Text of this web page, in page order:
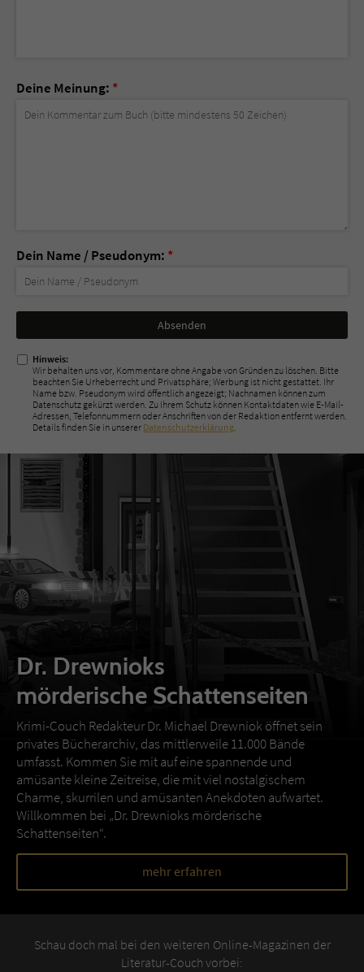
Deine Meinung: *
Dein Name / Pseudonym: *
Nicht
ausfüllen!
Hinweis:
Wir behalten uns vor, Kommentare ohne Angabe von Gründen zu löschen. Bitte
beachten Sie Urheberrecht und Privatsphäre; Werbung ist nicht gestattet. Ihr
Name bzw. Pseudonym wird öffentlich angezeigt; Nachnamen können zum
Datenschutz gekürzt werden. Zu Ihrem Schutz können Kontaktdaten wie E-Mail-
Adressen, Telefonnummern oder Anschriften von der Redaktion entfernt werden.
Details finden Sie in unserer Datenschutzerklärung.
Dr. Drewnioks
mörderische Schattenseiten
Krimi-Couch Redakteur Dr. Michael Drewniok öffnet sein
privates Bücherarchiv, das mittlerweile 11.000 Bände
umfasst. Kommen Sie mit auf eine spannende und
amüsante kleine Zeitreise, die mit viel nostalgischem
Charme, skurrilen und amüsanten Anekdoten aufwartet.
Willkommen bei „Dr. Drewnioks mörderische
Schattenseiten“.
mehr erfahren
Schau doch mal bei den weiteren Online-Magazinen der
Literatur-Couch vorbei: